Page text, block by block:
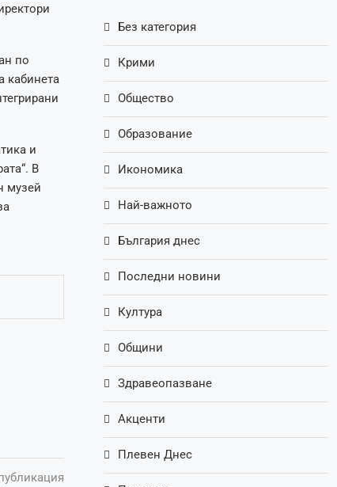
по
кабинета
и
В
музей
Без категория
Крими
Общество
Образование
Икономика
Най-важното
България днес
Последни новини
Култура
Общини
Здравеопазване
Акценти
Плевен Днес